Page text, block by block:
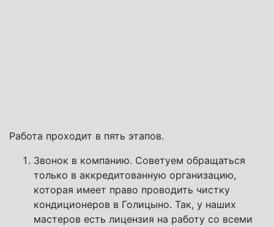
Работа проходит в пять этапов.
Звонок в компанию. Советуем обращаться
только в аккредитованную организацию,
которая имеет право проводить чистку
кондиционеров в Голицыно. Так, у наших
мастеров есть лицензия на работу со всеми